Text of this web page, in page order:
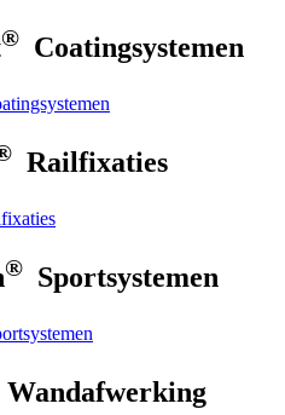
® Coatingsystemen
Railfixaties
® Sportsystemen
Wandafwerking